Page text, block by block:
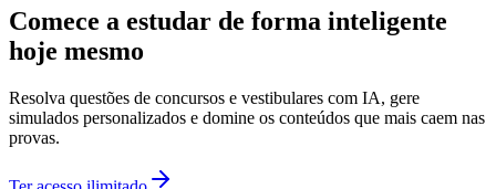
Comece a estudar de forma inteligente
hoje mesmo
Resolva questões de concursos e vestibulares com IA, gere
simulados personalizados e domine os conteúdos que mais caem nas
provas.